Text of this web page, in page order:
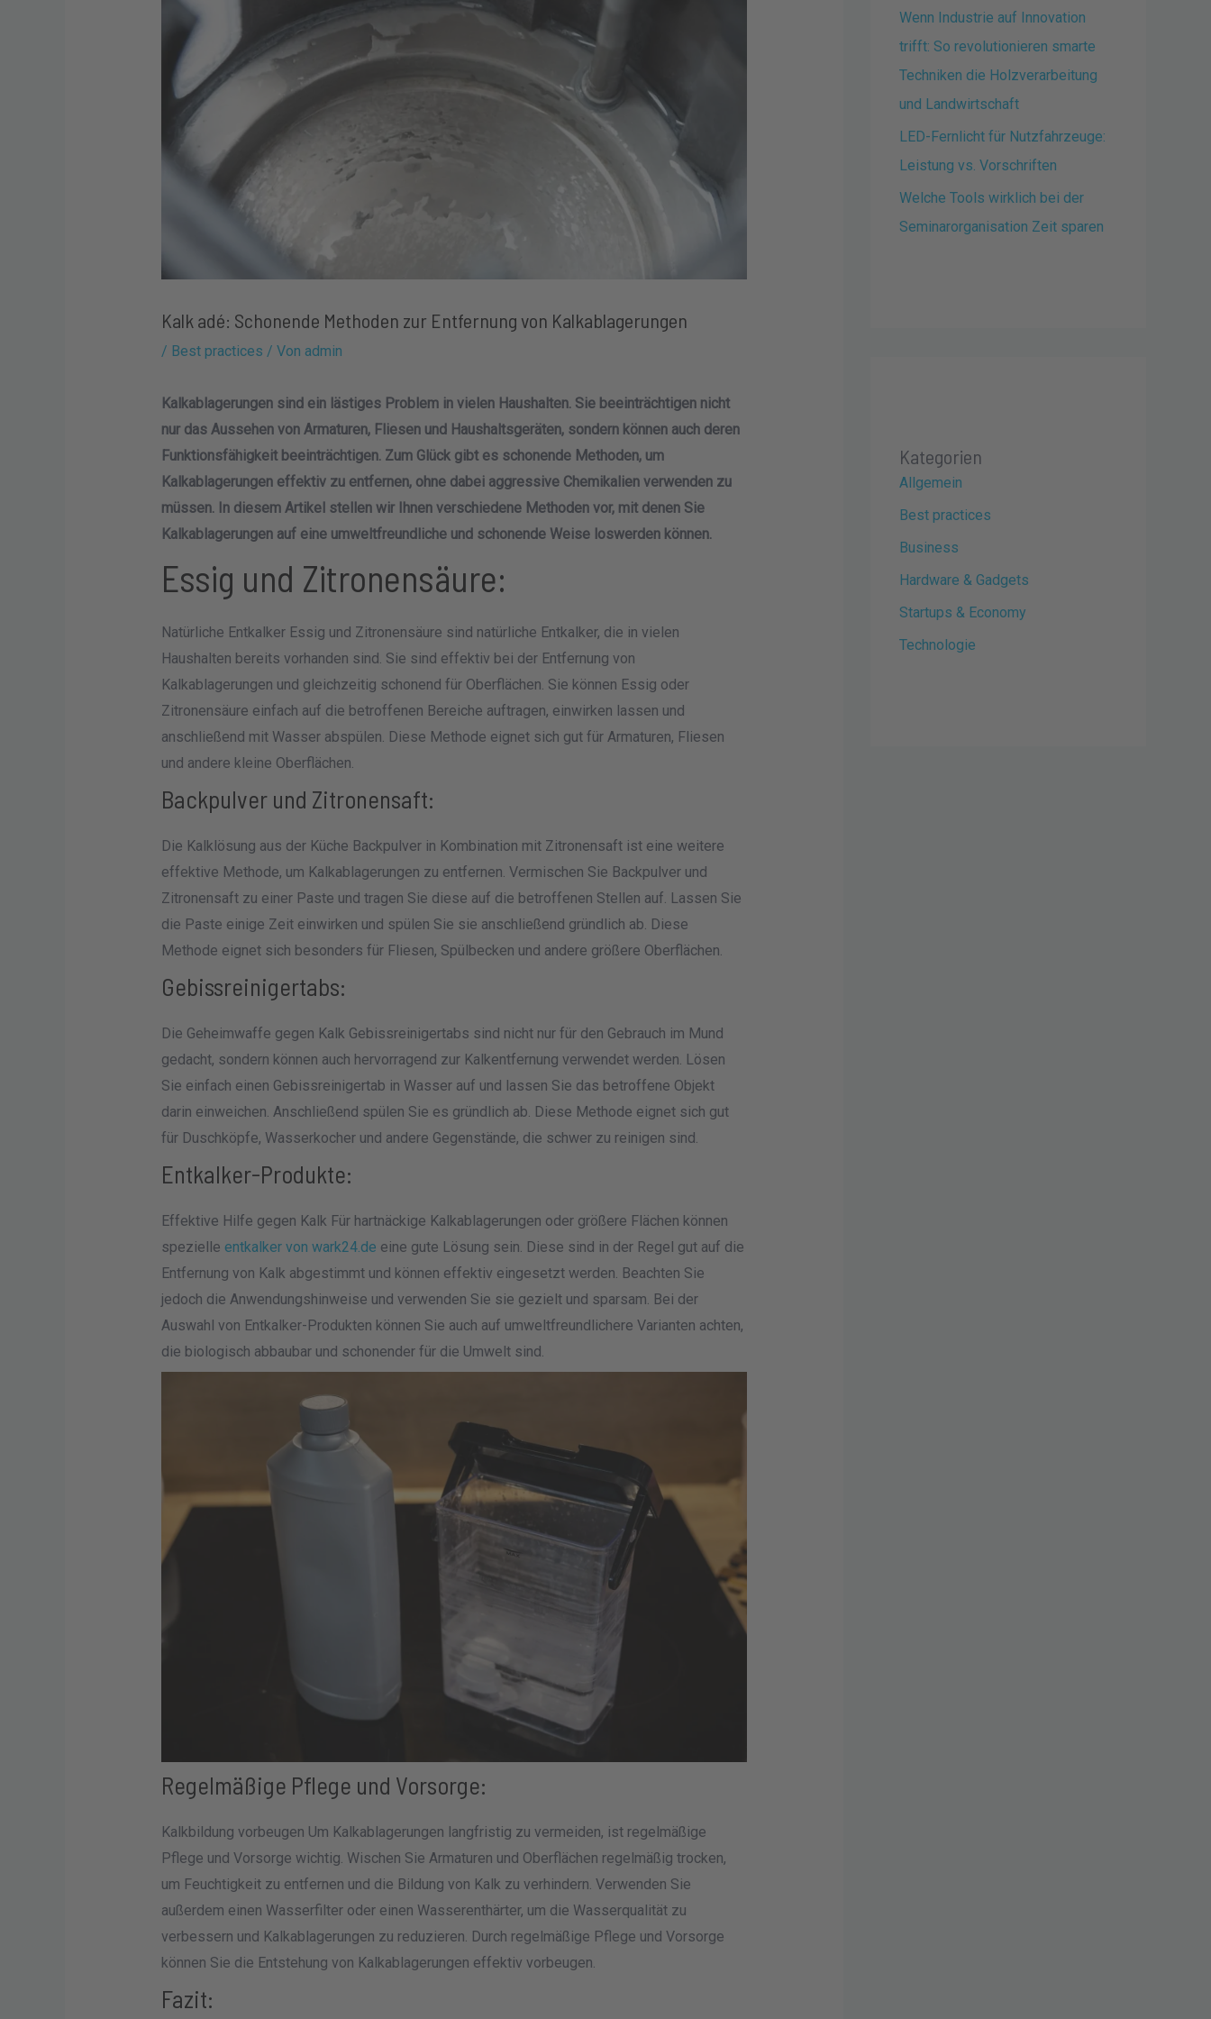
Kalk adé: Schonende Methoden zur Entfernung von Kalkablagerungen
/ Best practices / Von admin
Kalkablagerungen sind ein lästiges Problem in vielen Haushalten. Sie beeinträchtigen nicht
nur das Aussehen von Armaturen, Fliesen und Haushaltsgeräten, sondern können auch deren
Funktionsfähigkeit beeinträchtigen. Zum Glück gibt es schonende Methoden, um
Kalkablagerungen effektiv zu entfernen, ohne dabei aggressive Chemikalien verwenden zu
müssen. In diesem Artikel stellen wir Ihnen verschiedene Methoden vor, mit denen Sie
Kalkablagerungen auf eine umweltfreundliche und schonende Weise loswerden können.
Essig und Zitronensäure:
Natürliche Entkalker Essig und Zitronensäure sind natürliche Entkalker, die in vielen
Haushalten bereits vorhanden sind. Sie sind effektiv bei der Entfernung von
Kalkablagerungen und gleichzeitig schonend für Oberflächen. Sie können Essig oder
Zitronensäure einfach auf die betroffenen Bereiche auftragen, einwirken lassen und
anschließend mit Wasser abspülen. Diese Methode eignet sich gut für Armaturen, Fliesen
und andere kleine Oberflächen.
Backpulver und Zitronensaft:
Die Kalklösung aus der Küche Backpulver in Kombination mit Zitronensaft ist eine weitere
effektive Methode, um Kalkablagerungen zu entfernen. Vermischen Sie Backpulver und
Zitronensaft zu einer Paste und tragen Sie diese auf die betroffenen Stellen auf. Lassen Sie
die Paste einige Zeit einwirken und spülen Sie sie anschließend gründlich ab. Diese
Methode eignet sich besonders für Fliesen, Spülbecken und andere größere Oberflächen.
Gebissreinigertabs:
Die Geheimwaffe gegen Kalk Gebissreinigertabs sind nicht nur für den Gebrauch im Mund
gedacht, sondern können auch hervorragend zur Kalkentfernung verwendet werden. Lösen
Sie einfach einen Gebissreinigertab in Wasser auf und lassen Sie das betroffene Objekt
darin einweichen. Anschließend spülen Sie es gründlich ab. Diese Methode eignet sich gut
für Duschköpfe, Wasserkocher und andere Gegenstände, die schwer zu reinigen sind.
Entkalker-Produkte:
Effektive Hilfe gegen Kalk Für hartnäckige Kalkablagerungen oder größere Flächen können
spezielle entkalker von wark24.de eine gute Lösung sein. Diese sind in der Regel gut auf die
Entfernung von Kalk abgestimmt und können effektiv eingesetzt werden. Beachten Sie
jedoch die Anwendungshinweise und verwenden Sie sie gezielt und sparsam. Bei der
Auswahl von Entkalker-Produkten können Sie auch auf umweltfreundlichere Varianten achten,
die biologisch abbaubar und schonender für die Umwelt sind.
Regelmäßige Pflege und Vorsorge:
Kalkbildung vorbeugen Um Kalkablagerungen langfristig zu vermeiden, ist regelmäßige
Pflege und Vorsorge wichtig. Wischen Sie Armaturen und Oberflächen regelmäßig trocken,
um Feuchtigkeit zu entfernen und die Bildung von Kalk zu verhindern. Verwenden Sie
außerdem einen Wasserfilter oder einen Wasserenthärter, um die Wasserqualität zu
verbessern und Kalkablagerungen zu reduzieren. Durch regelmäßige Pflege und Vorsorge
können Sie die Entstehung von Kalkablagerungen effektiv vorbeugen.
Fazit:
Wenn Industrie auf Innovation
trifft: So revolutionieren smarte
Techniken die Holzverarbeitung
und Landwirtschaft
LED-Fernlicht für Nutzfahrzeuge:
Leistung vs. Vorschriften
Welche Tools wirklich bei der
Seminarorganisation Zeit sparen
Kategorien
Allgemein
Best practices
Business
Hardware & Gadgets
Startups & Economy
Technologie